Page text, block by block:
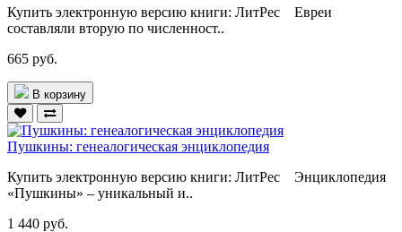
Купить электронную версию книги: ЛитРес Евреи
составляли вторую по численност..
665 руб.
В корзину
Пушкины: генеалогическая энциклопедия
Купить электронную версию книги: ЛитРес Энциклопедия
«Пушкины» – уникальный и..
1 440 руб.